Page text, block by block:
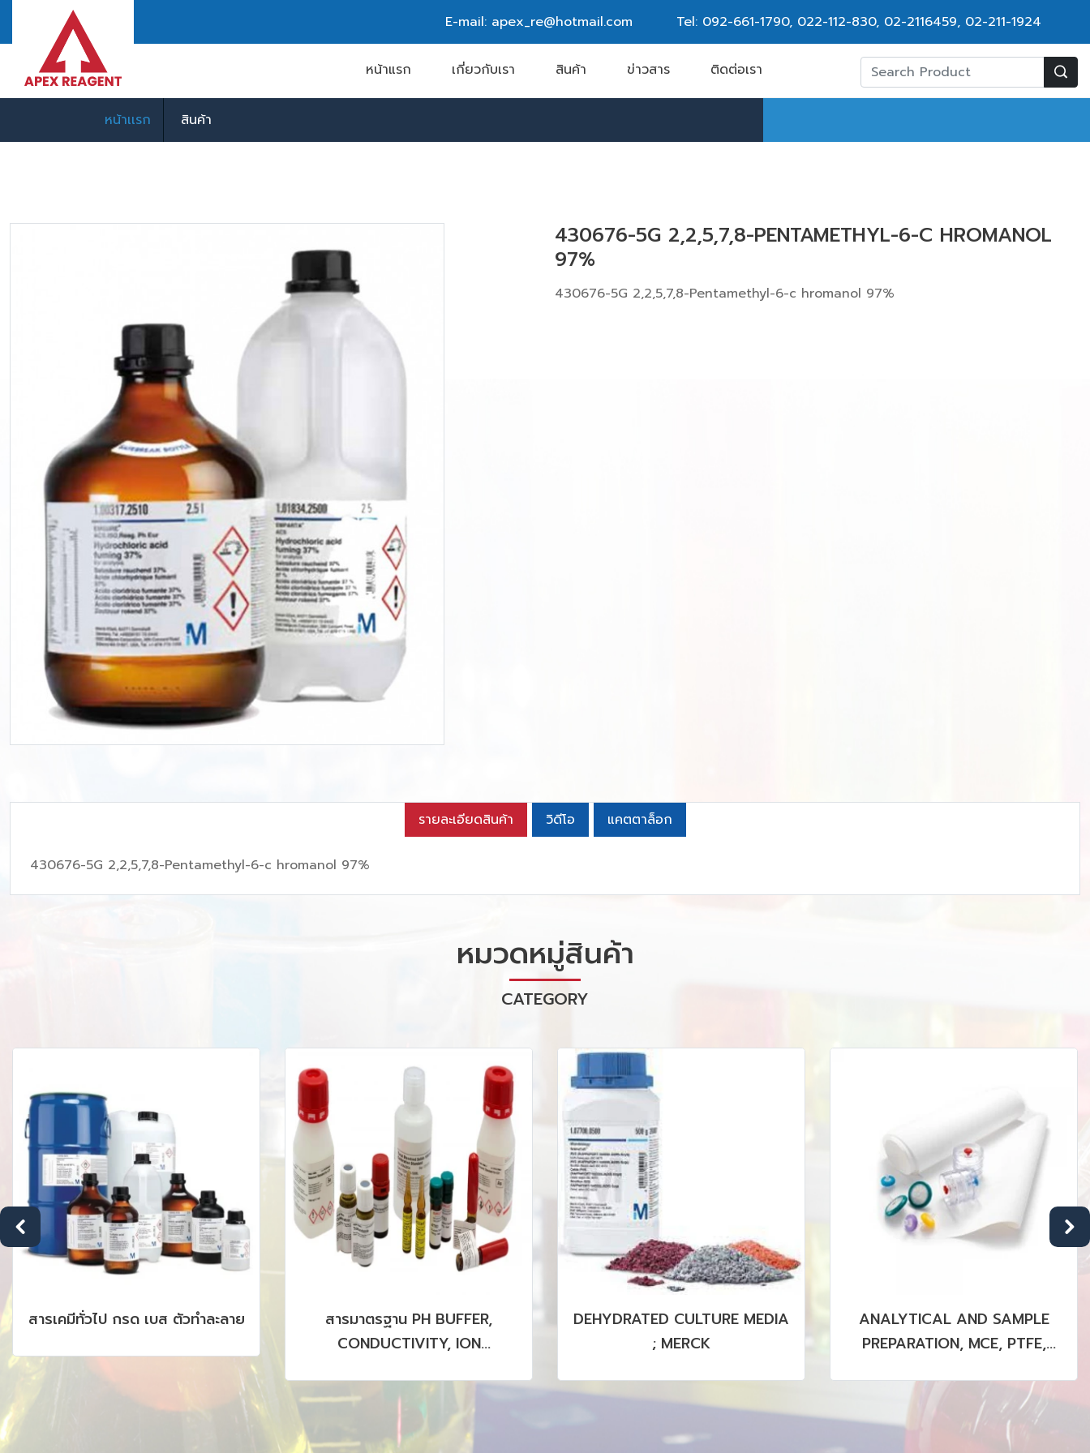
E-mail: apex_re@hotmail.com Tel: 092-661-1790, 022-112-830, 02-2116459, 02-211-1924
หน้าแรก เกี่ยวกับเรา สินค้า ข่าวสาร ติดต่อเรา
หน้าเเรก สินค้า
430676-5G 2,2,5,7,8-PENTAMETHYL-6-C HROMANOL
97%
430676-5G 2,2,5,7,8-Pentamethyl-6-c hromanol 97%
รายละเอียดสินค้า วิดีโอ แคตตาล็อก
430676-5G 2,2,5,7,8-Pentamethyl-6-c hromanol 97%
หมวดหมู่สินค้า
CATEGORY
สารเคมีทั่วไป กรด เบส ตัวทำละลาย
สารมาตรฐาน PH BUFFER,
CONDUCTIVITY, ION
AAS, ICP รวมถึง CRM, SRM
PRODUCTS
DEHYDRATED CULTURE MEDIA
; MERCK
ANALYTICAL AND SAMPLE
PREPARATION, MCE, PTFE,
NON STERILE)